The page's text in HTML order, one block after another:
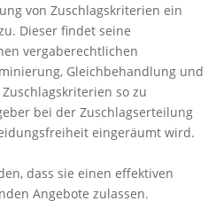
von Zuschlagskriterien ein
Dieser findet seine
vergaberechtlichen
Gleichbehandlung und
so zu
bei der Zuschlagserteilung
eingeräumt wird.
dass sie einen effektiven
Angebote zulassen.